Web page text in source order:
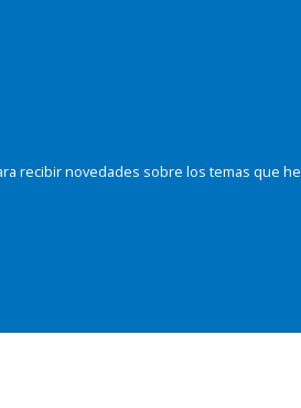
recibir novedades sobre los temas que he